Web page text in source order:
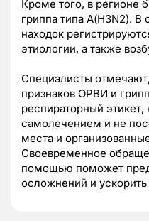
Кроме того, в регионе
гриппа типа А(H3N2). В
находок
этиологии, а также
Специалисты
признаков ОРВИ и
респираторный этикет,
самолечением и не
места и
Своевременное
помощью поможет
осложнений и